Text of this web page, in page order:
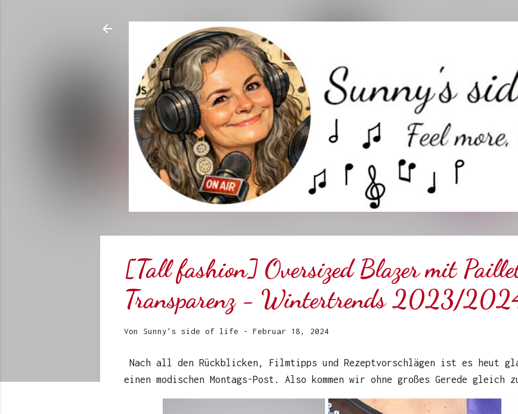
[Tall fashion] Oversized Blazer mit
Transparenz - Wintertrends 2023/
Von Sunny's side of life - Februar 18, 2024
Nach all den Rückblicken, Filmtipps und Rezeptvorschlägen ist es heut
einen modischen Montags-Post. Also kommen wir ohne großes Gerede gleich